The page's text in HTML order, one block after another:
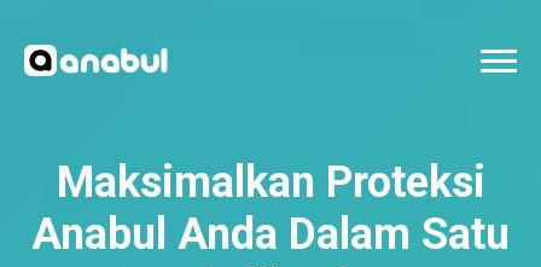
Maksimalkan Proteksi
Anabul Anda Dalam Satu